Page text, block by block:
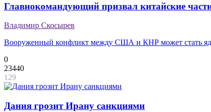
Главнокомандующий призвал китайские
Владимир Скосырев
Вооруженный конфликт между США и КНР может стать
0
23440
129
Дания грозит Ирану санкциями